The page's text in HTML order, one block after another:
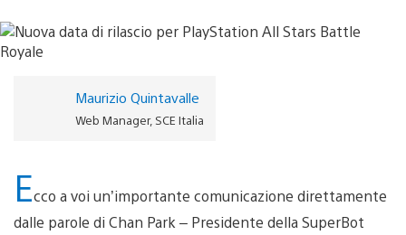
Maurizio Quintavalle
Web Manager, SCE Italia
Ecco a voi un’importante comunicazione direttamente
dalle parole di Chan Park – Presidente della SuperBot